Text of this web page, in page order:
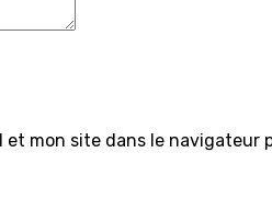
et mon site dans le navigateur